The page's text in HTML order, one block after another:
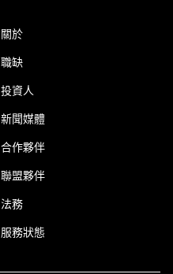
關於
職缺
投資人
新聞媒體
合作夥伴
聯盟夥伴
法務
服務狀態